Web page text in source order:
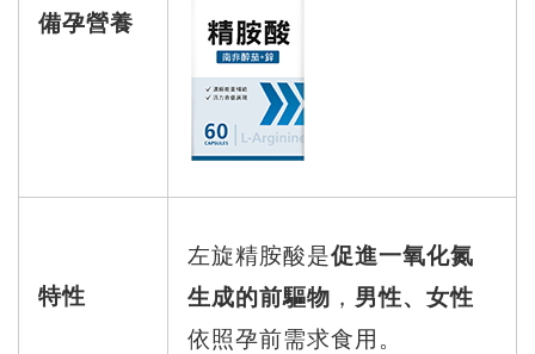
備孕營養
特性
左旋精胺酸是促進一氧化氮
生成的前驅物 ， 男性、女性
依照孕前需求食用。